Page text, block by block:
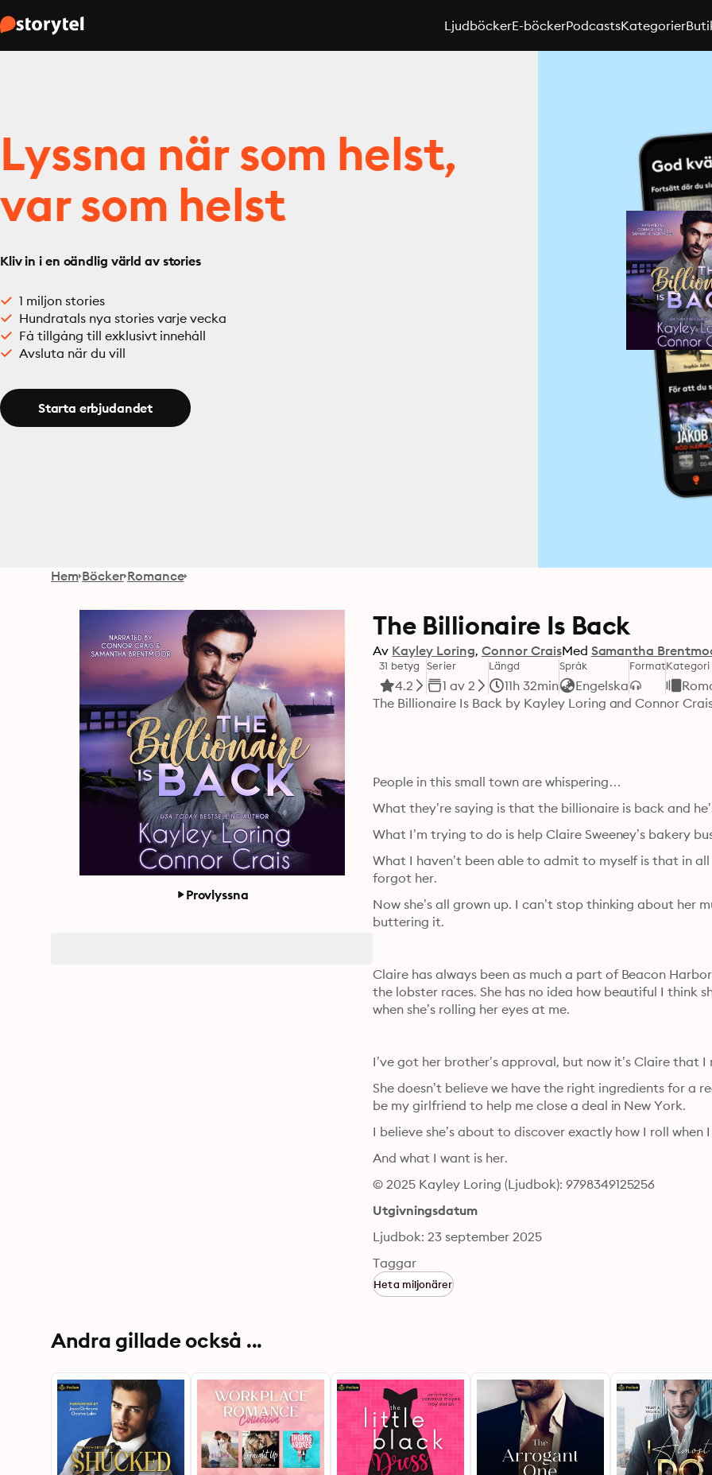
LjudböckerE-böckerPodcastsKategorier
Lyssna när som helst,
var som helst
Kliv in i en oändlig värld av stories
1 miljon stories
Hundratals nya stories varje vecka
Få tillgång till exklusivt innehåll
Avsluta när du vill
Starta erbjudandet
Hem Böcker Romance
Provlyssna
The Billionaire Is Back
Av Kayley Loring Connor CraisMed Samantha
31 betyg
4.2
Serier
1 av 2
Längd
11h 32min
Språk
Engelska
FormatKategori
The Billionaire Is Back by Kayley Loring and Connor
What they’re saying is that the billionaire is back and
What I’m trying to do is help Claire Sweeney’s bakery
What I haven’t been able to admit to myself is that in
forgot her.
Now she’s all grown up. I can’t stop thinking about her
buttering it.
Claire has always been as much a part of Beacon
the lobster races. She has no idea how beautiful I think
when she’s rolling her eyes at me.
She doesn’t believe we have the right ingredients for a
be my girlfriend to help me close a deal in New York.
I believe she’s about to discover exactly how I roll when
And what I want is her.
© 2025 Kayley Loring (Ljudbok): 9798349125256
Utgivningsdatum
Ljudbok: 23 september 2025
Taggar
Heta miljonärer
Andra gillade också ...